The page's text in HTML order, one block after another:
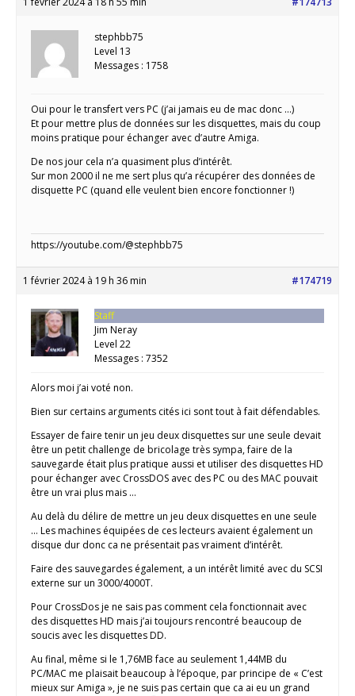
stephbb75
Level 13
Messages : 1758
Oui pour le transfert vers PC (j’ai jamais eu de mac donc …)
Et pour mettre plus de données sur les disquettes, mais du coup
moins pratique pour échanger avec d’autre Amiga.
De nos jour cela n’a quasiment plus d’intérêt.
Sur mon 2000 il ne me sert plus qu’a récupérer des données de
disquette PC (quand elle veulent bien encore fonctionner !)
https://youtube.com/@stephbb75
1 février 2024 à 19 h 36 min #174719
Staff
Jim Neray
Level 22
Messages : 7352
Alors moi j’ai voté non.
Bien sur certains arguments cités ici sont tout à fait défendables.
Essayer de faire tenir un jeu deux disquettes sur une seule devait
être un petit challenge de bricolage très sympa, faire de la
sauvegarde était plus pratique aussi et utiliser des disquettes HD
pour échanger avec CrossDOS avec des PC ou des MAC pouvait
être un vrai plus mais …
Au delà du délire de mettre un jeu deux disquettes en une seule
… Les machines équipées de ces lecteurs avaient également un
disque dur donc ca ne présentait pas vraiment d’intérêt.
Faire des sauvegardes également, a un intérêt limité avec du SCSI
externe sur un 3000/4000T.
Pour CrossDos je ne sais pas comment cela fonctionnait avec
des disquettes HD mais j’ai toujours rencontré beaucoup de
soucis avec les disquettes DD.
Au final, même si le 1,76MB face au seulement 1,44MB du
PC/MAC me plaisait beaucoup à l’époque, par principe de « C’est
mieux sur Amiga », je ne suis pas certain que ca ai eu un grand